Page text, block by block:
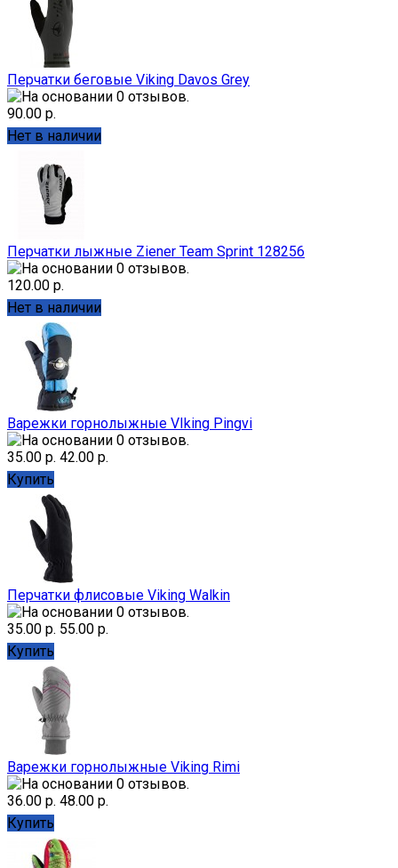
Перчатки беговые Viking Davos Grey
90.00 р.
Нет в наличии
Перчатки лыжные Ziener Team Sprint 128256
120.00 р.
Нет в наличии
Варежки горнолыжные VIking Pingvi
35.00 р. 42.00 р.
Купить
Перчатки флисовые Viking Walkin
35.00 р. 55.00 р.
Купить
Варежки горнолыжные Viking Rimi
36.00 р. 48.00 р.
Купить